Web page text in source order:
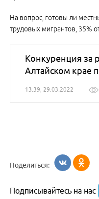
На вопрос, готовы ли
трудовых мигрантов, 35%
Конкуренция за
Алтайском крае
13:39, 29.03.2022
Поделиться:
Подписывайтесь на нас